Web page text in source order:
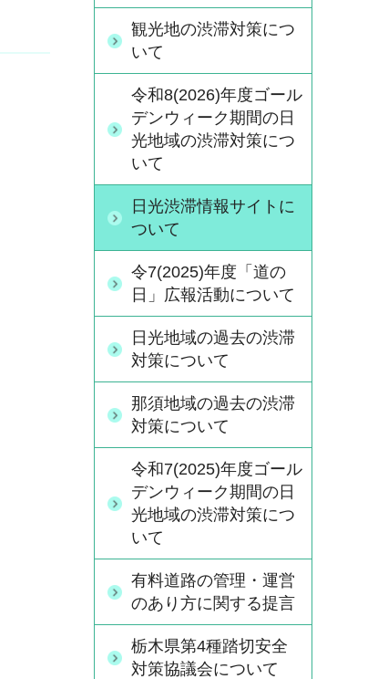
観光地の渋滞対策につ
いて
令和8(2026)年度ゴール
デンウィーク期間の日
光地域の渋滞対策につ
いて
日光渋滞情報サイトに
ついて
令7(2025)年度「道の
日」広報活動について
日光地域の過去の渋滞
対策について
那須地域の過去の渋滞
対策について
令和7(2025)年度ゴール
デンウィーク期間の日
光地域の渋滞対策につ
いて
有料道路の管理・運営
のあり方に関する提言
栃木県第4種踏切安全
対策協議会について